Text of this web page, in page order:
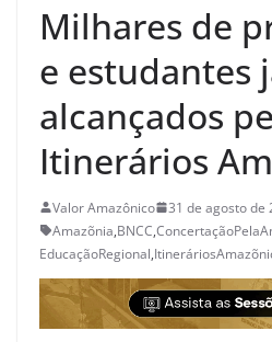
Milhares de
e estudantes
alcançados
Itinerários
Valor Amazônico 31 de agosto de
Amazõnia,BNCC,
EducaçãoRegional,